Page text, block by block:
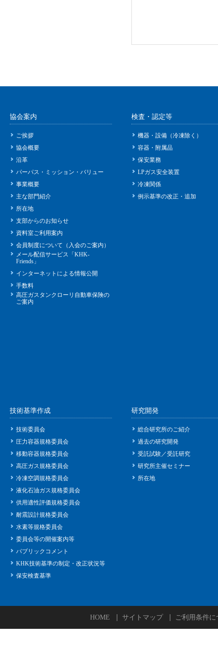
協会案内
ご挨拶
協会概要
沿革
パーパス・ミッション・バリュー
事業概要
主な部門紹介
所在地
支部からのお知らせ
資料室ご利用案内
会員制度について（入会のご案内）
メール配信サービス「KHK-
Friends」
インターネットによる情報公開
手数料
高圧ガスタンクローリ自動車保険の
ご案内
検査・認定等
機器・設備（冷凍除く）
容器・附属品
保安業務
LPガス安全装置
冷凍関係
例示基準の改正・追加
技術基準作成
技術委員会
圧力容器規格委員会
移動容器規格委員会
高圧ガス規格委員会
冷凍空調規格委員会
液化石油ガス規格委員会
供用適性評価規格委員会
耐震設計規格委員会
水素等規格委員会
委員会等の開催案内等
パブリックコメント
KHK技術基準の制定・改正状況等
保安検査基準
研究開発
総合研究所のご紹介
過去の研究開発
受託試験／受託研究
研究所主催セミナー
所在地
HOME サイトマップ ご利用条件に